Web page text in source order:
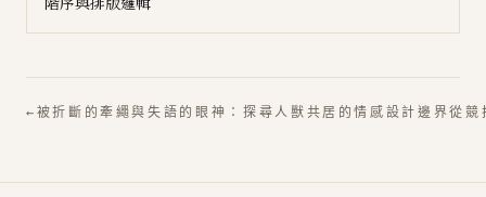
← 被折斷的牽繩與失語的眼神：探尋人獸共居的情感設計邊界從競